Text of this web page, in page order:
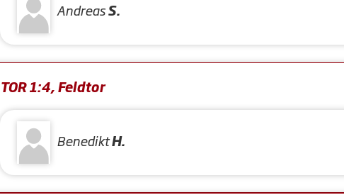
AndreasS.
TOR 1:4, Feldtor
BenediktH.